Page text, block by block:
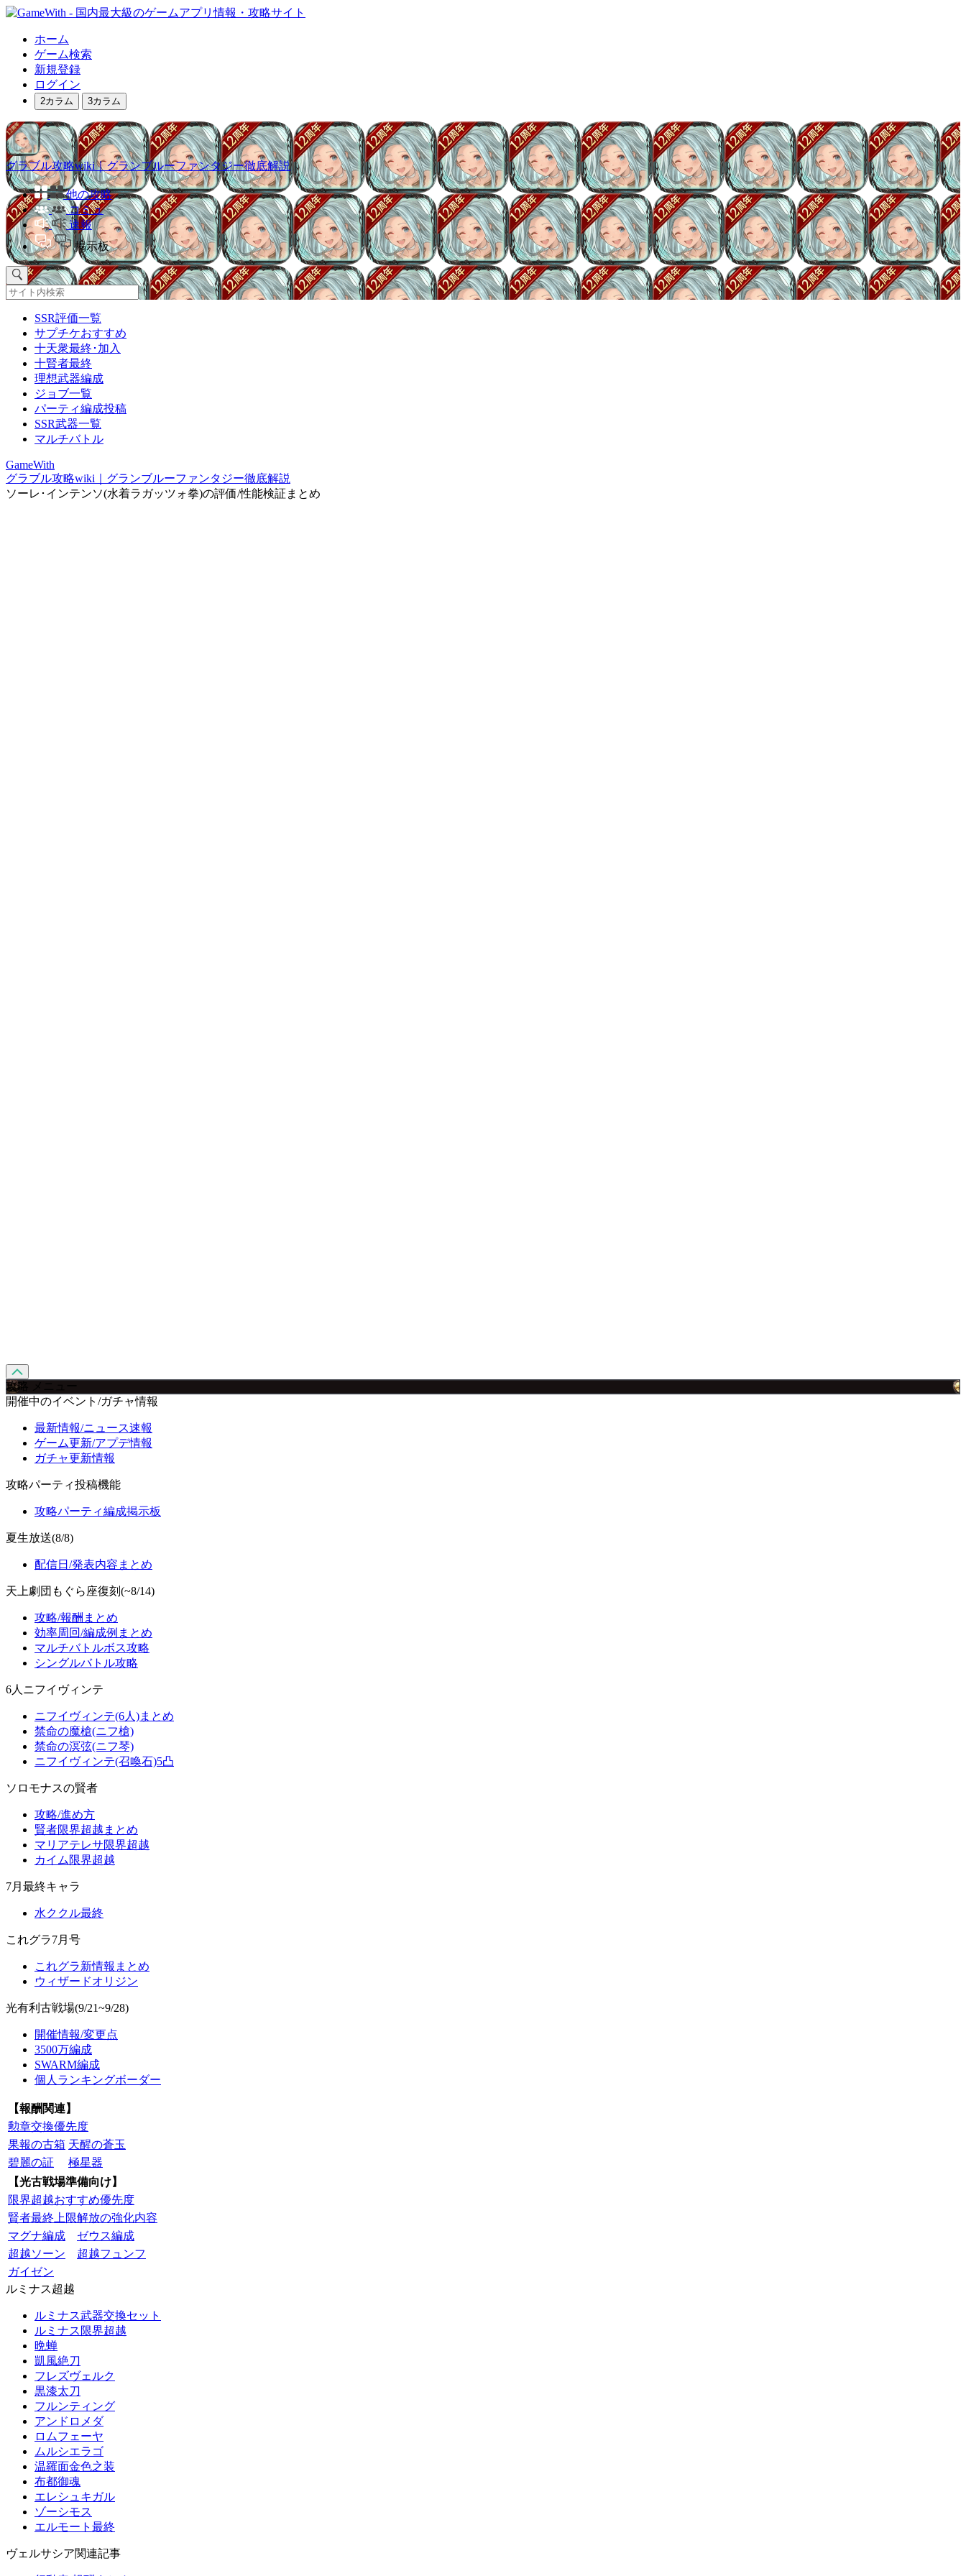
ホーム
ゲーム検索
新規登録
ログイン
2カラム 3カラム
グラブル攻略wiki｜グランブルーファンタジー徹底解説
他の攻略
コミュ
速報
掲示板
SSR評価一覧
サプチケおすすめ
十天衆最終･加入
十賢者最終
理想武器編成
ジョブ一覧
パーティ編成投稿
SSR武器一覧
マルチバトル
GameWith
グラブル攻略wiki｜グランブルーファンタジー徹底解説
ソーレ･インテンソ(水着ラガッツォ拳)の評価/性能検証まとめ
攻略 メニュー
開催中のイベント/ガチャ情報
最新情報/ニュース速報
ゲーム更新/アプデ情報
ガチャ更新情報
攻略パーティ投稿機能
攻略パーティ編成掲示板
夏生放送(8/8)
配信日/発表内容まとめ
天上劇団もぐら座復刻(~8/14)
攻略/報酬まとめ
効率周回/編成例まとめ
マルチバトルボス攻略
シングルバトル攻略
6人ニフイヴィンテ
ニフイヴィンテ(6人)まとめ
禁命の魔槍(ニフ槍)
禁命の溟弦(ニフ琴)
ニフイヴィンテ(召喚石)5凸
ソロモナスの賢者
攻略/進め方
賢者限界超越まとめ
マリアテレサ限界超越
カイム限界超越
7月最終キャラ
水ククル最終
これグラ7月号
これグラ新情報まとめ
ウィザードオリジン
光有利古戦場(9/21~9/28)
開催情報/変更点
3500万編成
SWARM編成
個人ランキングボーダー
【報酬関連】
勲章交換優先度
果報の古箱 天醒の蒼玉
碧麗の証
極星器
【光古戦場準備向け】
限界超越おすすめ優先度
賢者最終上限解放の強化内容
マグナ編成
ゼウス編成
超越ソーン
超越フュンフ
ガイゼン
ルミナス超越
ルミナス武器交換セット
ルミナス限界超越
晩蝉
凱風絶刀
フレズヴェルク
黒漆太刀
フルンティング
アンドロメダ
ロムフェーヤ
ムルシエラゴ
温羅面金色之装
布都御魂
エレシュキガル
ゾーシモス
エルモート最終
ヴェルサシア関連記事